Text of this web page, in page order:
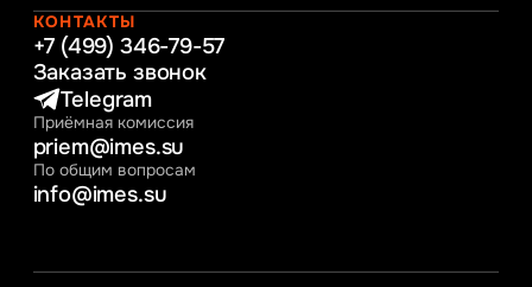
Интернет-маркетинг
КОНТАКТЫ
+7 (499) 346-79-57
Заказать звонок
Telegram
Приёмная комиссия
priem@imes.su
По общим вопросам
info@imes.su